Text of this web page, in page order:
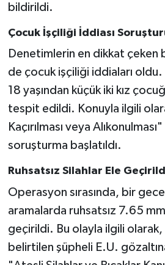
bildirildi.
Çocuk İşçiliği İddiası
Denetimlerin en dikkat çeken
de çocuk işçiliği iddiaları oldu.
18 yaşından küçük iki kız
tespit edildi. Konuyla ilgili
Kaçırılması veya
soruşturma başlatıldı.
Ruhsatsız Silahlar Ele
Operasyon sırasında, bir
aramalarda ruhsatsız 7.65
geçirildi. Bu olayla ilgili
belirtilen şüpheli E.U.